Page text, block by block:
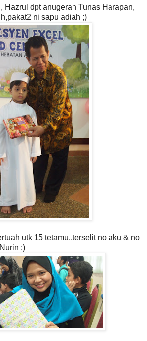
Hazrul dpt anugerah Tunas Harapan,
ni sapu adiah ;)
utk 15 tetamu..terselit no aku & no
:)